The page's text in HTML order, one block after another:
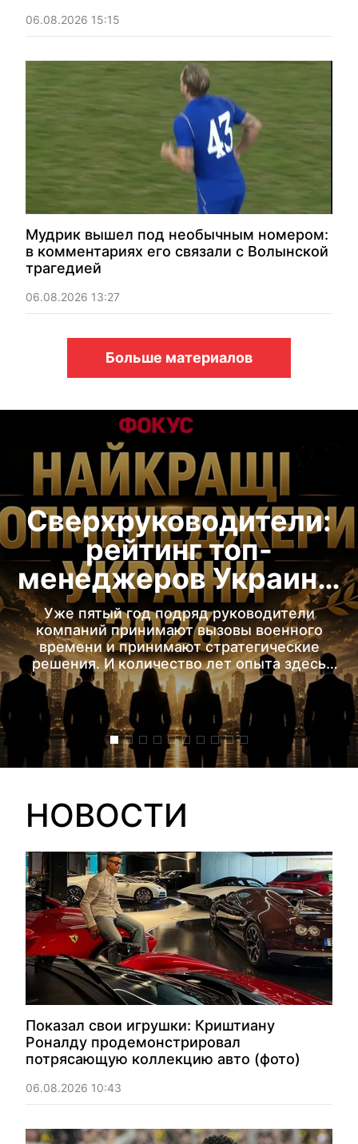
06.08.2026 15:15
Мудрик вышел под необычным номером:
в комментариях его связали с Волынской
трагедией
06.08.2026 13:27
Больше материалов
Сверхруководители:
рейтинг топ-
менеджеров Украины
2026
Уже пятый год подряд руководители
компаний принимают вызовы военного
времени и принимают стратегические
решения. И количество лет опыта здесь
имеет лишь второстепенное значение.
Работать в условиях полномасштабной
войны никого не учили. Сегодня
генеральный директор отвечает не только за
прибыльность, но и за сохранение команд,
поддержку сотрудников, помощь ВСУ,
"Фокус" представил в рейтинге топ-
менеджеров Украины 2026 года.
НОВОСТИ
Показал свои игрушки: Криштиану
Роналду продемонстрировал
потрясающую коллекцию авто (фото)
06.08.2026 10:43